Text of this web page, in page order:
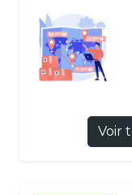
Voir